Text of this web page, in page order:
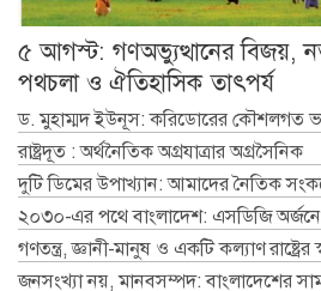
৫ আগস্ট: গণঅভ্যুত্থানের বিজয়,
পথচলা ও ঐতিহাসিক তাৎপর্য
ড. মুহাম্মদ ইউনূস: করিডোরের কৌশলগত
রাষ্ট্রদূত : অর্থনৈতিক অগ্রযাত্রার অগ্রসৈনিক
দুটি ডিমের উপাখ্যান: আমাদের নৈতিক
২০৩০-এর পথে বাংলাদেশ: এসডিজি
গণতন্ত্র, জ্ঞানী-মানুষ ও একটি কল্যাণ রাষ্ট্রের
জনসংখ্যা নয়, মানবসম্পদ: বাংলাদেশের